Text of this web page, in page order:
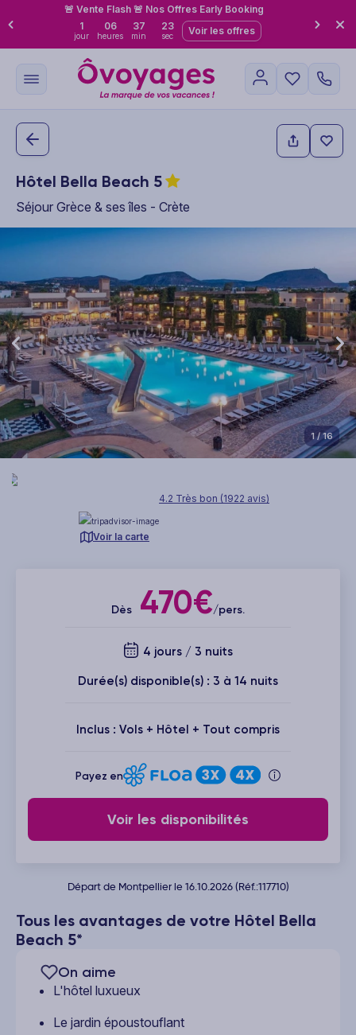
🚨 Vente Flash 🚨 Nos Offres Early Booking
1
jour
06
heures
37
min
21
sec Voir les offres
Hôtel Bella Beach 5
Séjour Grèce & ses îles - Crète
This carousel shows one large product image at a time. Use the
1/ 16
4.2 Très bon (1922 avis)
Voir la carte
Tous les avantages de votre Hôtel Bella
Beach 5*
On aime
L'hôtel luxueux
Le jardin époustouflant
Dès 470€/pers.
4 jours / 3 nuits
Durée(s) disponible(s) : 3 à 14 nuits
Inclus : Vols + Hôtel + Tout compris
Payez en
Voir les disponibilités
Départ de Montpellier le 16.10.2026 (Réf.:117710)